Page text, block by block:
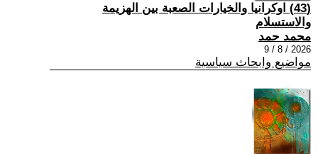
(43) اوكرانيا والخيارات الصعبة بين الهزيمة
والاستسلام
محمد حمد
2026 / 8 / 9
مواضيع وابحاث سياسية